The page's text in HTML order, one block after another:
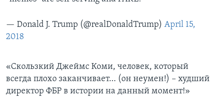
— Donald J. Trump (@realDonaldTrump) April 15,
2018
«Скользкий Джеймс Коми, человек, который
всегда плохо заканчивает… (он неумен!) – худший
директор ФБР в истории на данный момент!»